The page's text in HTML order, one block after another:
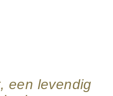
een levendig